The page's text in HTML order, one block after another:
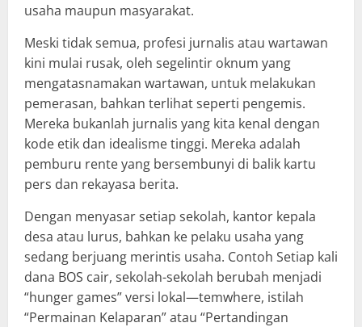
usaha maupun masyarakat.
Meski tidak semua, profesi jurnalis atau wartawan
kini mulai rusak, oleh segelintir oknum yang
mengatasnamakan wartawan, untuk melakukan
pemerasan, bahkan terlihat seperti pengemis.
Mereka bukanlah jurnalis yang kita kenal dengan
kode etik dan idealisme tinggi. Mereka adalah
pemburu rente yang bersembunyi di balik kartu
pers dan rekayasa berita.
Dengan menyasar setiap sekolah, kantor kepala
desa atau lurus, bahkan ke pelaku usaha yang
sedang berjuang merintis usaha. Contoh Setiap kali
dana BOS cair, sekolah-sekolah berubah menjadi
“hunger games” versi lokal—temwhere, istilah
“Permainan Kelaparan” atau “Pertandingan